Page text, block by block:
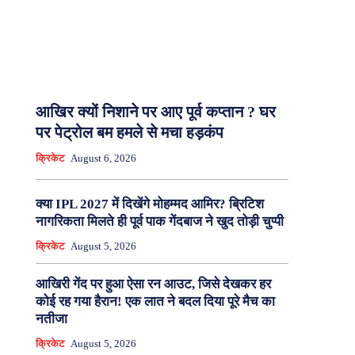
आखिर क्यों निशाने पर आए पूर्व कप्तान ? घर
पर पेट्रोल बम हमले से मचा हड़कंप
क्रिकेट August 6, 2026
क्या IPL 2027 में दिखेंगे मोहम्मद आमिर? ब्रिटिश
नागरिकता मिलते ही पूर्व पाक गेंदबाज ने खुद तोड़ी चुप्पी
क्रिकेट August 5, 2026
आखिरी गेंद पर हुआ ऐसा रन आउट, जिसे देखकर हर
कोई रह गया हैरान! एक लात ने बदल दिया पूरे मैच का
नतीजा
क्रिकेट August 5, 2026